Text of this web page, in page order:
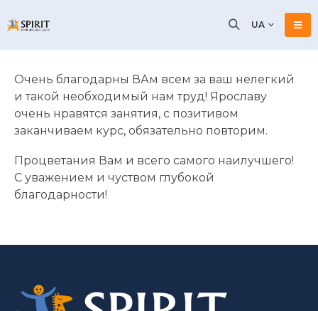
UA
Очень благодарны ВАм всем за ваш нелегкий
и такой необходимый нам труд! Ярославу
очень нравятся занятия, с позитивом
заканчиваем курс, обязательно повторим.
Процветания Вам и всего самого наилучшего!
С уважением и чуством глубокой
благодарности!